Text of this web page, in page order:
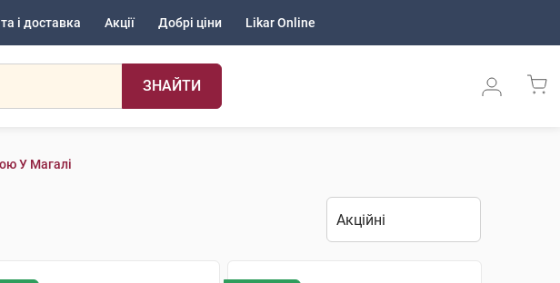
і доставка Акції Добрі ціни Likar Online
ЗНАЙТИ
У Магалі